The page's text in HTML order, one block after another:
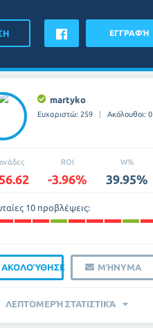
ΕΓΓΡΑΦΉ
martyko
Ευχαριστώ: 259 Ακόλουθοι: 0
ROI
-3.96%
W%
39.95%
10 προβλέψεις:
ΑΚΟΛΟΎΘΗΣΕ ΜΉΝΥΜΑ
ΛΕΠΤΟΜΕΡΉ ΣΤΑΤΙΣΤΙΚΆ